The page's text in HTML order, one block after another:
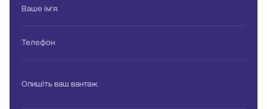
Ваше ім'я
Телефон
Опишіть ваш вантаж